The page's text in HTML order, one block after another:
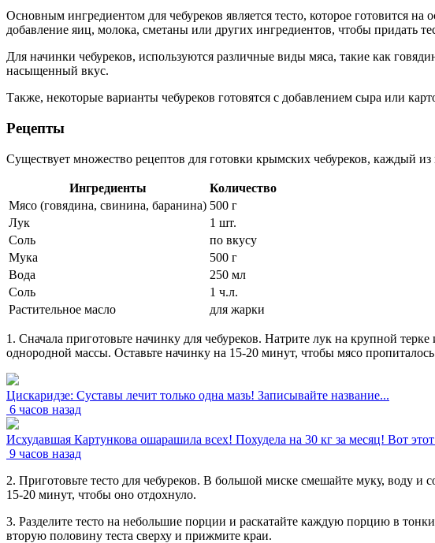
Основным ингредиентом для чебуреков является тесто, которое готовится
добавление яиц, молока, сметаны или других ингредиентов, чтобы придать
Для начинки чебуреков, используются различные виды мяса, такие как
насыщенный вкус.
Также, некоторые варианты чебуреков готовятся с добавлением сыра или
Рецепты
Существует множество рецептов для готовки крымских чебуреков, каждый
Ингредиенты
Количество
Мясо (говядина, свинина, баранина) 500 г
Лук
1 шт.
Соль
по вкусу
Мука
500 г
Вода
250 мл
Соль
1 ч.л.
Растительное масло
для жарки
1. Сначала приготовьте начинку для чебуреков. Натрите лук на крупной
однородной массы. Оставьте начинку на 15-20 минут, чтобы мясо
Цискаридзе: Суставы лечит только одна мазь! Записывайте название...
6 часов назад
Исхудавшая Картункова ошарашила всех! Похудела на 30 кг за месяц! Вот
9 часов назад
2. Приготовьте тесто для чебуреков. В большой миске смешайте муку, воду и
15-20 минут, чтобы оно отдохнуло.
3. Разделите тесто на небольшие порции и раскатайте каждую порцию в
вторую половину теста сверху и прижмите краи.